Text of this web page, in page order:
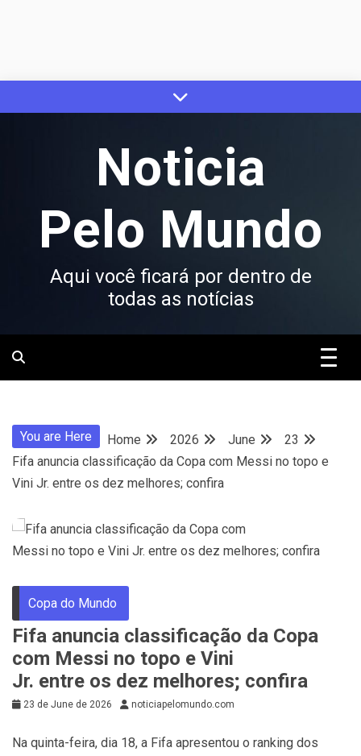
to
Noticia
Pelo Mundo
Aqui você ficará por dentro de
todas as notícias
You are Here Home 2026 June
23
Fifa anuncia classificação da Copa com Messi no topo e
Vini Jr. entre os dez melhores; confira
Copa do Mundo
Fifa anuncia classificação da Copa
com Messi no topo e Vini
Jr. entre os dez melhores; confira
23 de June de 2026 noticiapelomundo.com
Na quinta-feira, dia 18, a Fifa apresentou o ranking dos